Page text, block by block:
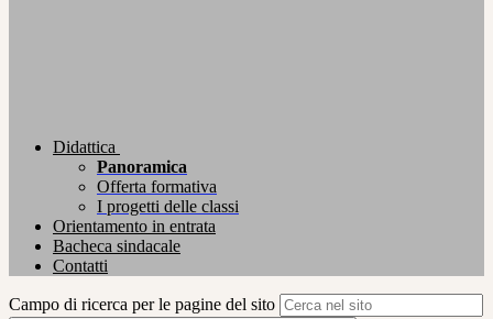
Didattica
Panoramica
Offerta formativa
I progetti delle classi
Orientamento in entrata
Bacheca sindacale
Contatti
Campo di ricerca per le pagine del sito